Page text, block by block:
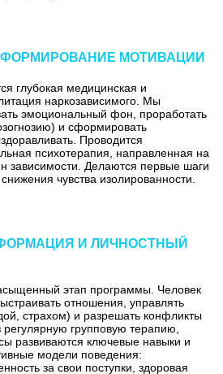
МОТИВАЦИИ
глубокая медицинская и
наркозависимого. Мы
эмоциональный фон, проработать
и сформировать
Проводится
психотерапия, направленная на
зависимости. Делаются первые шаги
чувства изолированности.
И ЛИЧНОСТНЫЙ
этап программы. Человек
отношения, управлять
страхом) и разрешать конфликты
групповую терапию,
развиваются ключевые навыки и
модели поведения:
за свои поступки, здоровая